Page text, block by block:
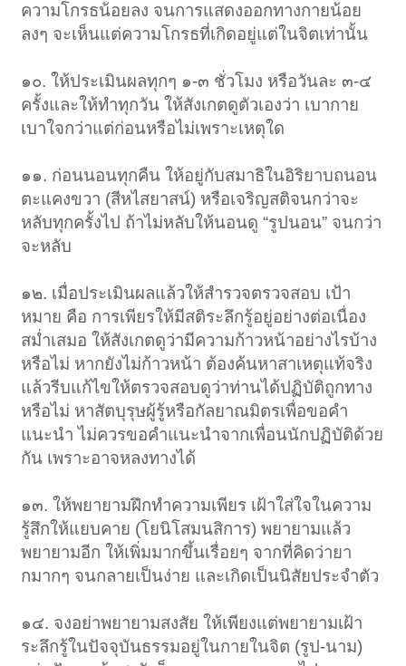
ความโกรธน้อยลง จนการแสดงออกทางกายน้อย
ลงๆ จะเห็นแต่ความโกรธที่เกิดอยู่แต่ในจิตเท่านั้น
๑๐. ให้ประเมินผลทุกๆ ๑-๓ ชั่วโมง หรือวันละ ๓-๔
ครั้งและให้ทำทุกวัน ให้สังเกตดูตัวเองว่า เบากาย
เบาใจกว่าแต่ก่อนหรือไม่เพราะเหตุใด
๑๑. ก่อนนอนทุกคืน ให้อยู่กับสมาธิในอิริยาบถนอน
ตะแคงขวา (สีหไสยาสน์) หรือเจริญสติจนกว่าจะ
หลับทุกครั้งไป ถ้าไม่หลับให้นอนดู “รูปนอน” จนกว่า
จะหลับ
๑๒. เมื่อประเมินผลแล้วให้สำรวจตรวจสอบ เป้า
หมาย คือ การเพียรให้มีสติระลึกรู้อยู่อย่างต่อเนื่อง
สม่ำเสมอ ให้สังเกตดูว่ามีความก้าวหน้าอย่างไรบ้าง
หรือไม่ หากยังไม่ก้าวหน้า ต้องค้นหาสาเหตุแท้จริง
แล้วรีบแก้ไขให้ตรวจสอบดูว่าท่านได้ปฏิบัติถูกทาง
หรือไม่ หาสัตบุรุษผู้รู้หรือกัลยาณมิตรเพื่อขอคำ
แนะนำ ไม่ควรขอคำแนะนำจากเพื่อนนักปฏิบัติด้วย
กัน เพราะอาจหลงทางได้
๑๓. ให้พยายามฝึกทำความเพียร เฝ้าใส่ใจในความ
รู้สึกให้แยบคาย (โยนิโสมนสิการ) พยายามแล้ว
พยายามอีก ให้เพิ่มมากขึ้นเรื่อยๆ จากที่คิดว่ายา
กมากๆ จนกลายเป็นง่าย และเกิดเป็นนิสัยประจำตัว
๑๔. จงอย่าพยายามสงสัย ให้เพียงแต่พยายามเฝ้า
ระลึกรู้ในปัจจุบันธรรมอยู่ในกายในจิต (รูป-นาม)